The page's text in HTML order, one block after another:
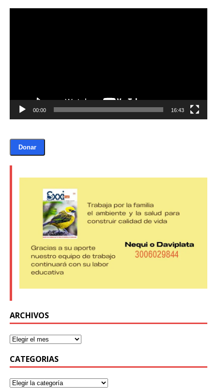
00:00 16:43
Introduce la cantidad (USD):
Donar
ARCHIVOS
CATEGORIAS